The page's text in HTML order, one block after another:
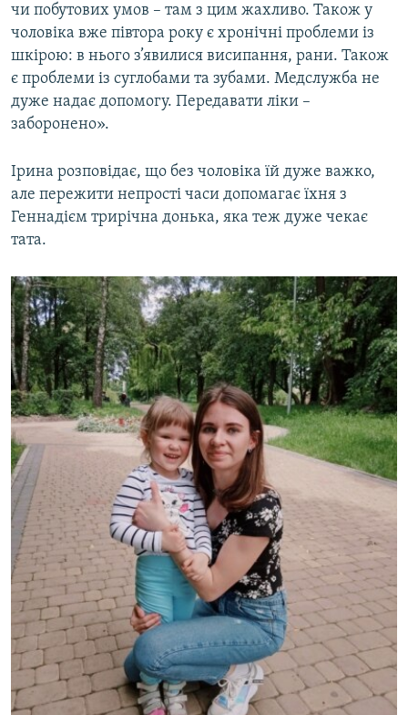
чи побутових умов – там з цим жахливо. Також у
чоловіка вже півтора року є хронічні проблеми із
шкірою: в нього з’явилися висипання, рани. Також
є проблеми із суглобами та зубами. Медслужба не
дуже надає допомогу. Передавати ліки –
заборонено».
Ірина розповідає, що без чоловіка їй дуже важко,
але пережити непрості часи допомагає їхня з
Геннадієм трирічна донька, яка теж дуже чекає
тата.